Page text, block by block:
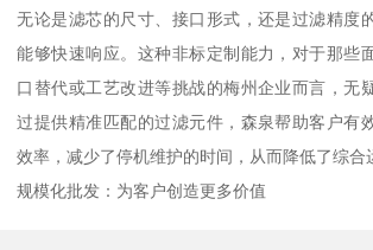
和过滤精度方面均有出色表现。
值得一提的是，森泉过滤生产的反吹不锈钢滤
有良好的互换性。这不仅仅是为了方便国内外
件采购时的兼容性，更意味着森泉的产品在生
已达到国际主流水准。无论是应用于石油化工
品饮料、精细化工等领域，森泉过滤的不锈钢